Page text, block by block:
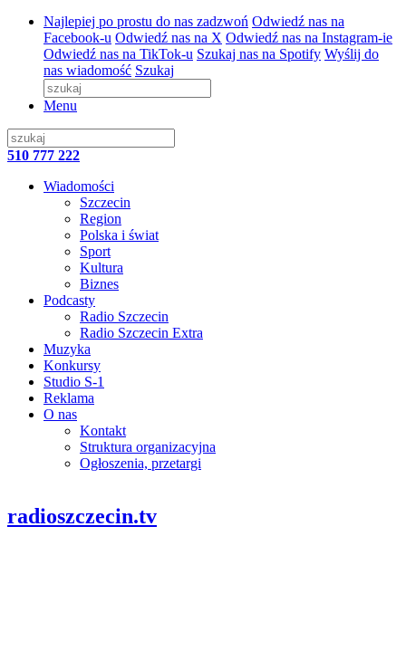
Najlepiej po prostu do nas zadzwoń Odwiedź nas na
Facebook-u Odwiedź nas na X Odwiedź nas na Instagram-ie
Odwiedź nas na TikTok-u Szukaj nas na Spotify Wyślij do
nas wiadomość Szukaj
Menu
510 777 222
Wiadomości
Szczecin
Region
Polska i świat
Sport
Kultura
Biznes
Podcasty
Radio Szczecin
Radio Szczecin Extra
Muzyka
Konkursy
Studio S-1
Reklama
O nas
Kontakt
Struktura organizacyjna
Ogłoszenia, przetargi
radioszczecin.tv